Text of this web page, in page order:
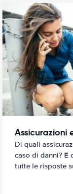
Assicurazioni
Di quali
caso di danni? E
tutte le risposte